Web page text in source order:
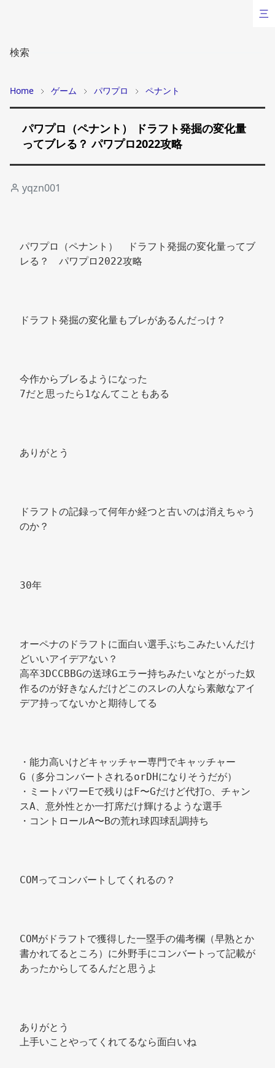
検索
Home ゲーム パワプロ ペナント
パワプロ（ペナント） ドラフト発掘の変化量
ってブレる？ パワプロ2022攻略
yqzn001
パワプロ（ペナント）　ドラフト発掘の変化量ってブ
レる？　パワプロ2022攻略
ドラフト発掘の変化量もブレがあるんだっけ？
今作からブレるようになった
7だと思ったら1なんてこともある
ありがとう
ドラフトの記録って何年か経つと古いのは消えちゃう
のか？
30年
オーペナのドラフトに面白い選手ぶちこみたいんだけ
どいいアイデアない？
高卒3DCCBBGの送球Gエラー持ちみたいなとがった奴
作るのが好きなんだけどこのスレの人なら素敵なアイ
デア持ってないかと期待してる
・能力高いけどキャッチャー専門でキャッチャー
G（多分コンバートされるorDHになりそうだが）
・ミートパワーEで残りはF〜Gだけど代打○、チャン
スA、意外性とか一打席だけ輝けるような選手
・コントロールA〜Bの荒れ球四球乱調持ち
COMってコンバートしてくれるの？
COMがドラフトで獲得した一塁手の備考欄（早熟とか
書かれてるところ）に外野手にコンバートって記載が
あったからしてるんだと思うよ
ありがとう
上手いことやってくれてるなら面白いね
三